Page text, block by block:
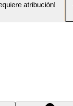
atribución!